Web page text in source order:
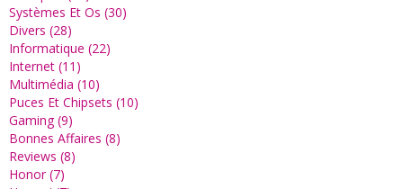
Systèmes Et Os (30)
Divers (28)
Informatique (22)
Internet (11)
Multimédia (10)
Puces Et Chipsets (10)
Gaming (9)
Bonnes Affaires (8)
Reviews (8)
Honor (7)